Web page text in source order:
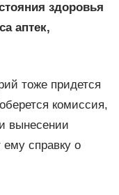
здоровья
аптек,
тоже придется
комиссия,
вынесении
ему справку о